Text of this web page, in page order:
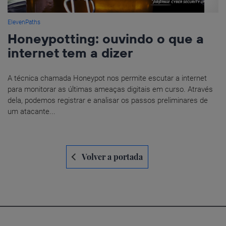
ElevenPaths
Honeypotting: ouvindo o que a
internet tem a dizer
A técnica chamada Honeypot nos permite escutar a internet
para monitorar as últimas ameaças digitais em curso. Através
dela, podemos registrar e analisar os passos preliminares de
um atacante...
Navegación Volver a portada